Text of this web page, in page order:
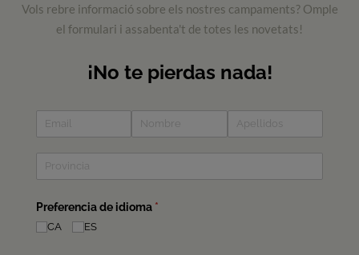
Vols rebre informació sobre els nostres campaments? Omple
el formulari i assabenta't de totes les novetats!